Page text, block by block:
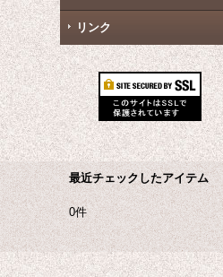
リンク
最近チェックしたアイテム
0件